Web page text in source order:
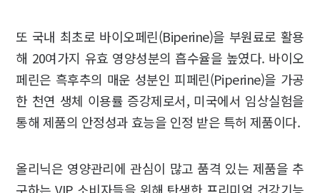
또 국내 최초로 바이오페린(Biperine)을 부원료로 활용
해 20여가지 유효 영양성분의 흡수율을 높였다. 바이오
페린은 흑후추의 매운 성분인 피페린(Piperine)을 가공
한 천연 생체 이용률 증강제로서, 미국에서 임상실험을
통해 제품의 안정성과 효능을 인정 받은 특허 제품이다.
올리닉은 영양관리에 관심이 많고 품격 있는 제품을 추
구하는 VIP 소비자들을 위해 탄생한 프리미엄 건강기능